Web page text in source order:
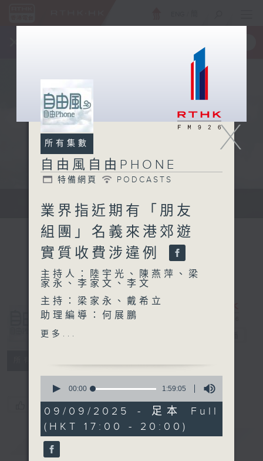
聲音更立體 意見更多元
自由風自由
PHONE
您喜歡這個節目嗎?
簡介 GIST
X
所有集數
自由風自由PHONE
特備網頁 PODCASTS
業界指近期有「朋友
組團」名義來港郊遊
實質收費涉違例
主持人：陸宇光、陳燕萍、梁
家永、李家文、李文
主持：梁家永、戴希立
助理編導：何展鵬
編導：張璟瑩
更多...
seconds
1
hour,
59
minutes,
5
seconds
00:00 1:59:05
09/09/2025 - 足本 Full
(HKT 17:00 - 20:00)